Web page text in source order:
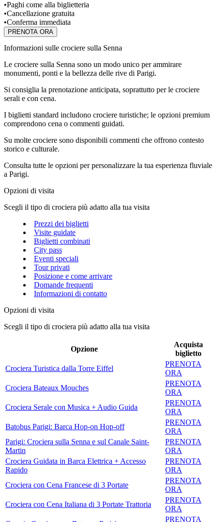
•Paghi come alla biglietteria
•Cancellazione gratuita
•Conferma immediata
PRENOTA ORA
Informazioni sulle crociere sulla Senna
Le crociere sulla Senna sono un modo unico per ammirare
monumenti, ponti e la bellezza delle rive di Parigi.
Si consiglia la prenotazione anticipata, soprattutto per le crociere
serali e con cena.
I biglietti standard includono crociere turistiche; le opzioni premium
comprendono cena o commenti guidati.
Su molte crociere sono disponibili commenti che offrono contesto
storico e culturale.
Consulta tutte le opzioni per personalizzare la tua esperienza fluviale
a Parigi.
Opzioni di visita
Scegli il tipo di crociera più adatto alla tua visita
Prezzi dei biglietti
Visite guidate
Biglietti combinati
City pass
Eventi speciali
Tour privati
Posizione e come arrivare
Domande frequenti
Informazioni di contatto
Opzioni di visita
Scegli il tipo di crociera più adatto alla tua visita
Opzione
Acquista
biglietto
Crociera Turistica dalla Torre Eiffel
PRENOTA
ORA
Crociera Bateaux Mouches
PRENOTA
ORA
Crociera Serale con Musica + Audio Guida
PRENOTA
ORA
Batobus Parigi: Barca Hop-on Hop-off
PRENOTA
ORA
Parigi: Crociera sulla Senna e sul Canale Saint-
Martin
PRENOTA
ORA
Crociera Guidata in Barca Elettrica + Accesso
Rapido
PRENOTA
ORA
Crociera con Cena Francese di 3 Portate
PRENOTA
ORA
Crociera con Cena Italiana di 3 Portate Trattoria
PRENOTA
ORA
PRENOTA